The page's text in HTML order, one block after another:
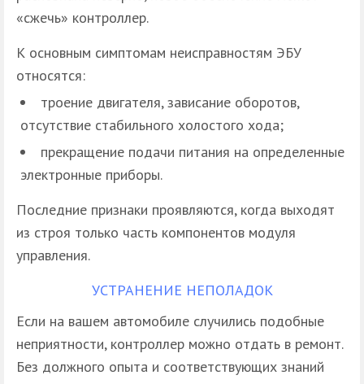
«сжечь» контроллер.
К основным симптомам неисправностям ЭБУ
относятся:
троение двигателя, зависание оборотов,
отсутствие стабильного холостого хода;
прекращение подачи питания на определенные
электронные приборы.
Последние признаки проявляются, когда выходят
из строя только часть компонентов модуля
управления.
УСТРАНЕНИЕ НЕПОЛАДОК
Если на вашем автомобиле случились подобные
неприятности, контроллер можно отдать в ремонт.
Без должного опыта и соответствующих знаний